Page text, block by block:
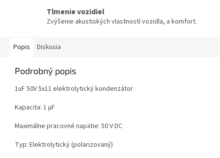
Tlmenie vozidiel
Zvýšenie akustiských vlastností vozidla, a komfort.
Popis Diskusia
Podrobný popis
1uF 50V 5x11 elektrolytický kondenzátor
Kapacita: 1 µF
Maximálne pracovné napätie: 50 V DC
Typ: Elektrolytický (polarizovaný)